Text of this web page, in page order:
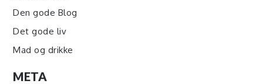
Den gode Blog
Det gode liv
Mad og drikke
META